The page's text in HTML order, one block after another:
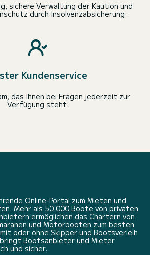
sichere Verwaltung der Kaution und
durch Insolvenzabsicherung.
Kundenservice
das Ihnen bei Fragen jederzeit zur
Verfügung steht.
Online-Portal zum Mieten und
Mehr als 50 000 Boote von privaten
ermöglichen das Chartern von
und Motorbooten zum besten
oder ohne Skipper und Bootsverleih
Bootsanbieter und Mieter
und sicher.